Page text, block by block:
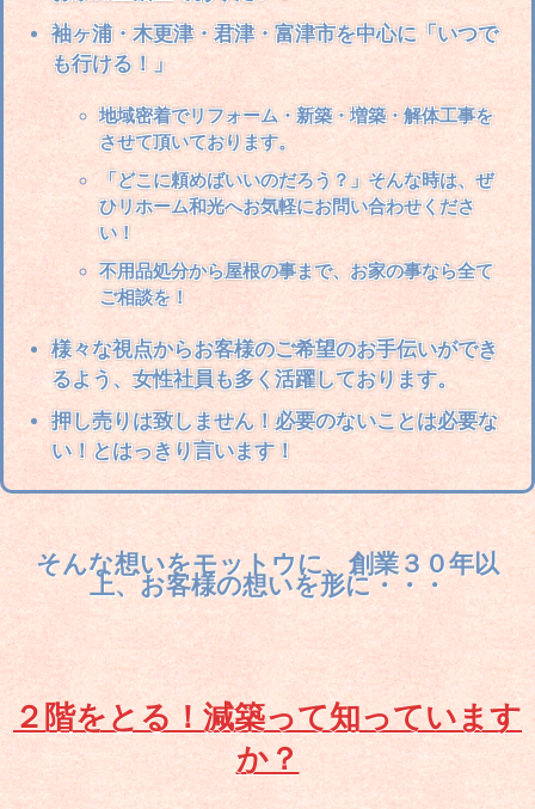
袖ヶ浦・木更津・君津・富津市を中心に「いつで
も行ける！」
地域密着でリフォーム・新築・増築・解体工事を
させて頂いております。
「どこに頼めばいいのだろう？」そんな時は、ぜ
ひリホーム和光へお気軽にお問い合わせくださ
い！
不用品処分から屋根の事まで、お家の事なら全て
ご相談を！
様々な視点からお客様のご希望のお手伝いができ
るよう、女性社員も多く活躍しております。
押し売りは致しません！必要のないことは必要な
い！とはっきり言います！
そんな想いをモットウに、創業３０年以
上、お客様の想いを形に・・・
２階をとる！減築って知っています
か？